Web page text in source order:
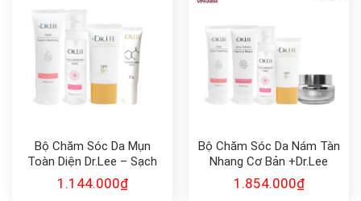
Bộ Chăm Sóc Da Mụn
Toàn Diện Dr.Lee – Sạch
Mụn, Mờ Thâm (Combo 4
Món)
1.144.000₫
Bộ Chăm Sóc Da Nám Tàn
Nhang Cơ Bản +Dr.Lee
(Combo 5 Món)
1.854.000₫